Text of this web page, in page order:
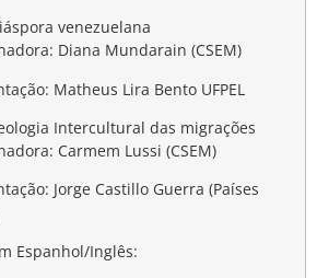
venezuelana
Diana Mundarain (CSEM)
Matheus Lira Bento UFPEL
Intercultural das migrações
Carmem Lussi (CSEM)
Jorge Castillo Guerra (Países
Espanhol/Inglês: